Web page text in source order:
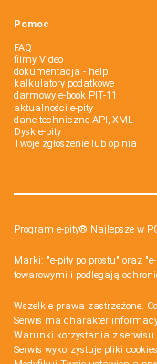
Pomoc
FAQ
filmy Video
dokumentacja - help
kalkulatory podatkowe
darmowy e-book PIT-11
aktualności e-pity
dane techniczne API, XML
Dysk e-pity
Twoje zgłoszenie lub opinia
Program e-pity® Najlepsze w
Marki: "e-pity po prostu" oraz
towarowymi i podlegają
Wszelkie prawa zastrzeżone.
Serwis ma charakter
Warunki korzystania z serwisu
Serwis wykorzystuje pliki